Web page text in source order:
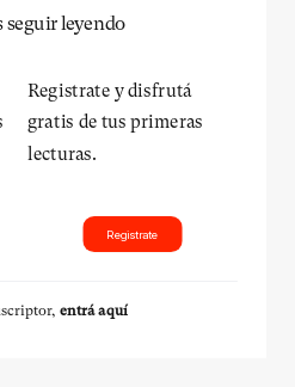
seguir leyendo
Registrate y disfrutá
gratis de tus primeras
lecturas.
Registrate
entrá aquí